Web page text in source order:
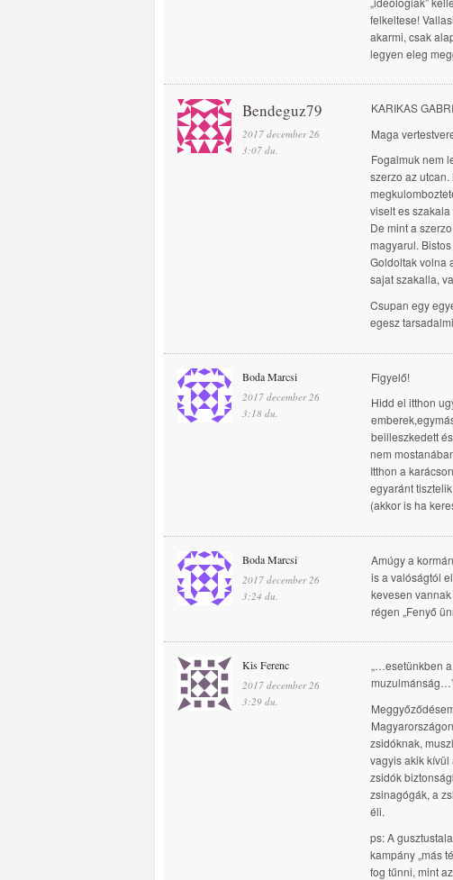
felkeltese!
akarmi, csak
legyen eleg
Bendeguz79
2017 december 26
3:07 du.
KARIKAS
Maga
Fogalmuk nem
szerzo az
viselt es szakala
De mint a
magyarul.
Goldoltak volna
sajat szakalla,
Csupan egy
egesz
Boda Marcsi
2017 december 26
3:18 du.
Figyelő!
Hidd el itthon
beilleszkedett
nem
Itthon a
egyaránt
(akkor is ha
Boda Marcsi
2017 december 26
3:24 du.
Amúgy a
is a valóságtól
kevesen
régen „Fenyő
Kis Ferenc
2017 december 26
3:29 du.
„…esetünkben
zsidóknak,
vagyis akik kívül
zsidók
zsinagógák, a
éli.
ps: A
kampány „más
fog tűnni, mint